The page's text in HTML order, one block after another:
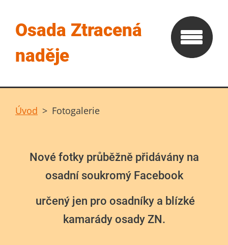
Osada Ztracená
naděje
Úvod > Fotogalerie
Nové fotky průběžně přidávány na
osadní soukromý Facebook
určený jen pro osadníky a blízké
kamarády osady ZN.